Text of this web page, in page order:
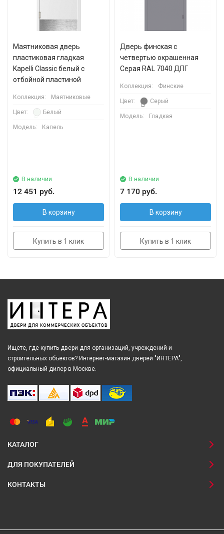
Маятниковая дверь
пластиковая гладкая
Kapelli Classic белый с
отбойной пластиной
Коллекция: Маятниковые
Цвет: Белый
Модель: Капель
В наличии
12 451 руб.
В корзину
Купить в 1 клик
Дверь финская с
четвертью окрашенная
Серая RAL 7040 ДПГ
Коллекция: Финские
Цвет: Серый
Модель: Гладкая
В наличии
7 170 руб.
В корзину
Купить в 1 клик
Ищете, где купить двери для организаций, учреждений и
строительных объектов? Интернет-магазин дверей "ИНТЕРА",
официальный дилер в Москве.
КАТАЛОГ
ДЛЯ ПОКУПАТЕЛЕЙ
КОНТАКТЫ